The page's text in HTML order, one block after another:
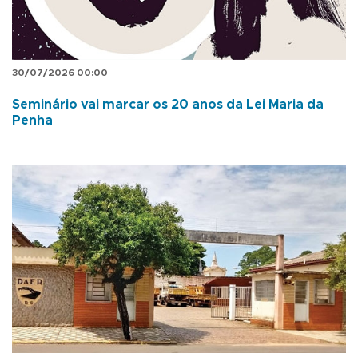
30/07/2026 00:00
Seminário vai marcar os 20 anos da Lei Maria da
Penha